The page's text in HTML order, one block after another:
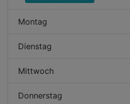
Montag
Dienstag
Mittwoch
Donnerstag